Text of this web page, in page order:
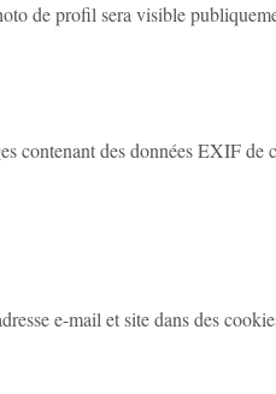
de profil sera visible
contenant des données EXIF
e-mail et site dans des